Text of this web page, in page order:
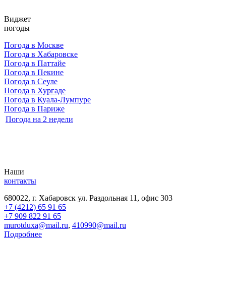
Виджет
погоды
Погода в Москве
Погода в Хабаровске
Погода в Паттайе
Погода в Пекине
Погода в Сеуле
Погода в Хургаде
Погода в Куала-Лумпуре
Погода в Париже
Погода на 2 недели
Наши
контакты
680022, г. Хабаровск ул. Раздольная 11, офис 303
+7 (4212) 65 91 65
+7 909 822 91 65
murotduxa@mail.ru, 410990@mail.ru
Подробнее